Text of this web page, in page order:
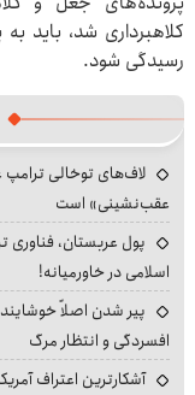
کلاهبرداری شد، باید
رسیدگی شود.
لاف‌های توخالی ترامپ
عقب‌نشینی» است
پول عربستان، فناوری
اسلامی در خاورمیانه!
پیر شدن اصلاً
افسردگی و انتظار مرگ
آشکارترین اعتراف